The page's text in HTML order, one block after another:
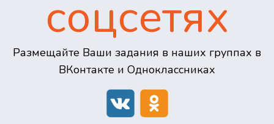
соцсетях
Размещайте Ваши задания в наших группах в
ВКонтакте и Одноклассниках